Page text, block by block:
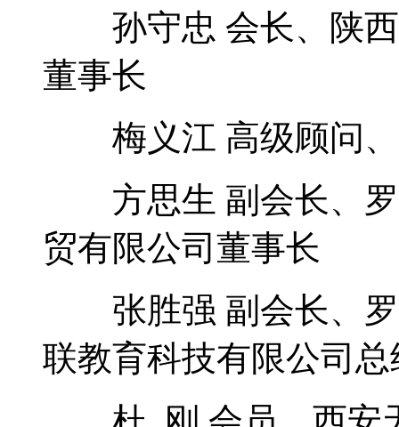
孙守忠 会长、陕西
董事长
梅义江 高级顾问、
方思生 副会长、罗
贸有限公司董事长
张胜强 副会长、罗
联教育科技有限公司总